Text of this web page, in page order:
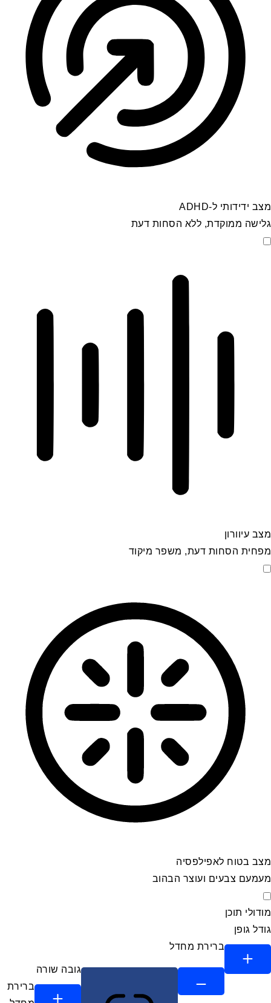
מצב ידידותי ל-ADHD
גלישה ממוקדת, ללא הסחות דעת
מצב ידידותי ל-ADHD
מצב עיוורון
מפחית הסחות דעת, משפר מיקוד
מצב עיוורון
מצב בטוח לאפילפסיה
מעמעם צבעים ועוצר הבהוב
מצב בטוח לאפילפסיה
מודולי תוכן
גודל גופן
ברירת מחדל
גובה שורה
ברירת